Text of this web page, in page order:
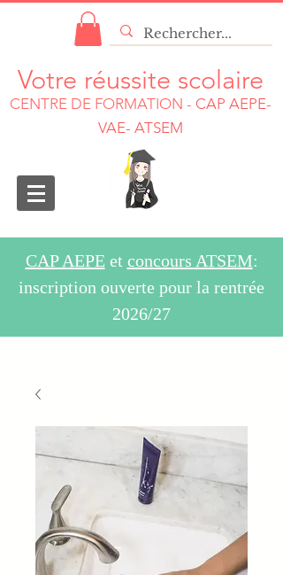
Votre réussite scolaire
CENTRE DE FORMATION - CAP AEPE-
VAE- ATSEM
CAP AEPEet concours ATSEM:
inscription ouverte pour la rentrée
2026/27